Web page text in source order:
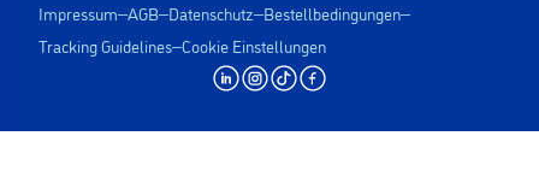
Impressum AGB Datenschutz Bestellbedingungen
Tracking Guidelines Cookie Einstellungen